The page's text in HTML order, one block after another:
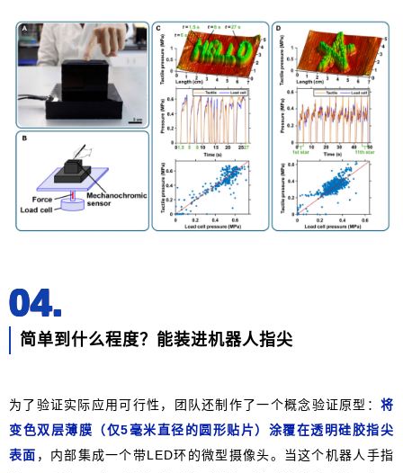
04.
简单到什么程度？能装进机器人指尖
为了验证实际应用可行性，团队还制作了一个概念验证原型： 将
变色双层薄膜（仅5毫米直径的圆形贴片）涂覆在透明硅胶指尖
表面 ，内部集成一个带LED环的微型摄像头。当这个机器人手指